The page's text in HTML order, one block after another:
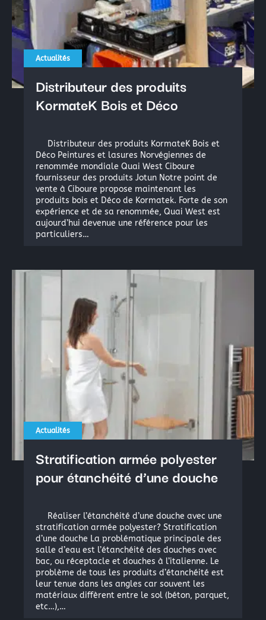
Actualités
Distributeur des produits
KormateK Bois et Déco
Distributeur des produits KormateK Bois et
Déco Peintures et lasures Norvégiennes de
renommée mondiale Quai West Ciboure
fournisseur des produits Jotun Notre point de
vente à Ciboure propose maintenant les
produits bois et Déco de Kormatek. Forte de son
expérience et de sa renommée, Quai West est
aujourd’hui devenue une référence pour les
particuliers…
Actualités
Stratification armée polyester
pour étanchéité d’une douche
Réaliser l’étanchéité d’une douche avec une
stratification armée polyester? Stratification
d’une douche La problématique principale des
salle d’eau est l’étanchéité des douches avec
bac, ou réceptacle et douches à l’italienne. Le
problème de tous les produits d’étanchéité est
leur tenue dans les angles car souvent les
matériaux diffèrent entre le sol (béton, parquet,
etc…),…